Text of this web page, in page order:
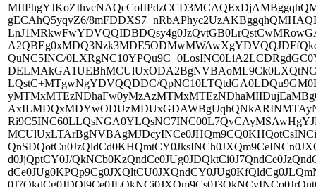
gECAhQ5yqvZ6/
QuNC5INC/
LQstC+MTgwNgYDVQQDDC/
d0JjQptCY0J/